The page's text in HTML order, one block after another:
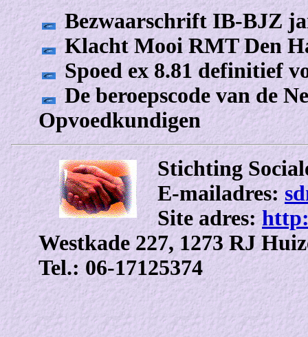
Bezwaarschrift IB-BJZ
Klacht Mooi RMT Den
Spoed ex 8.81 definitief
De beroepscode van de
Opvoedkundigen
Stichting
E-mailadres:
Site adres:
Westkade 227, 1273 RJ
Tel.: 06-17125374